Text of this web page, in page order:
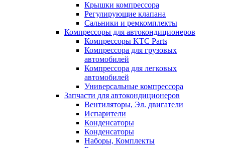
Крышки компрессора
Регулирующие клапана
Сальники и ремкомплекты
Компрессоры для автокондиционеров
Компрессоры KTC Parts
Компрессора для грузовых
автомобилей
Компрессора для легковых
автомобилей
Универсальные компрессора
Запчасти для автокондиционеров
Вентиляторы, Эл. двигатели
Испарители
Конденсаторы
Конденсаторы
Наборы, Комплекты